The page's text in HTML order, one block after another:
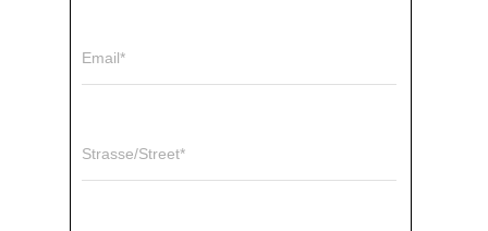
Email*
Strasse/Street*